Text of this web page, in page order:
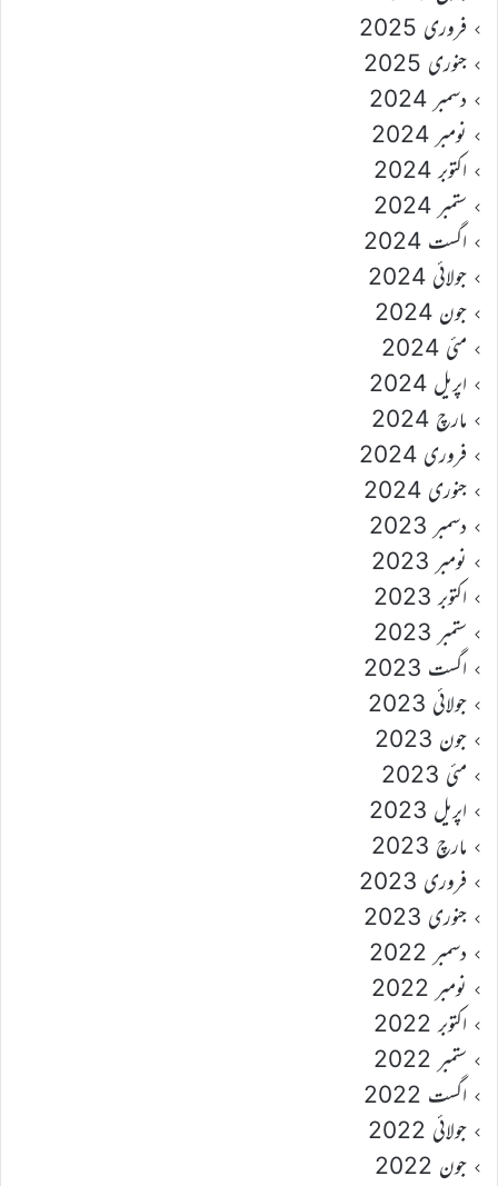
فروری 2025
جنوری 2025
دسمبر 2024
نومبر 2024
اکتوبر 2024
ستمبر 2024
اگست 2024
جولائی 2024
جون 2024
مئی 2024
اپریل 2024
مارچ 2024
فروری 2024
جنوری 2024
دسمبر 2023
نومبر 2023
اکتوبر 2023
ستمبر 2023
اگست 2023
جولائی 2023
جون 2023
مئی 2023
اپریل 2023
مارچ 2023
فروری 2023
جنوری 2023
دسمبر 2022
نومبر 2022
اکتوبر 2022
ستمبر 2022
اگست 2022
جولائی 2022
جون 2022